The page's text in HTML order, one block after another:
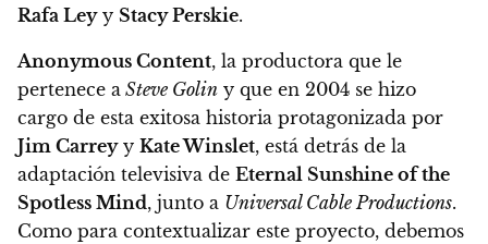
Rafa Leyy Stacy Perskie.
Anonymous Content, la productora que le
pertenece a Steve Golin y que en 2004 se hizo
cargo de esta exitosa historia protagonizada por
Jim Carreyy Kate Winslet, está detrás de la
adaptación televisiva de Eternal Sunshine of the
Spotless Mind, junto a Universal Cable Productions.
Como para contextualizar este proyecto, debemos